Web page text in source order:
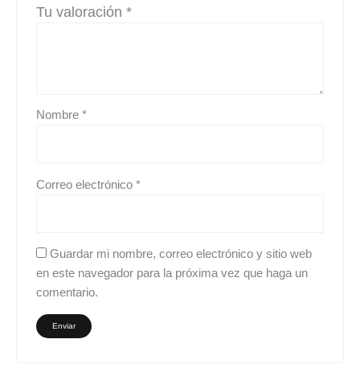
Tu valoración*
Nombre*
Correo electrónico*
Guardar mi nombre, correo electrónico y sitio web
en este navegador para la próxima vez que haga un
comentario.